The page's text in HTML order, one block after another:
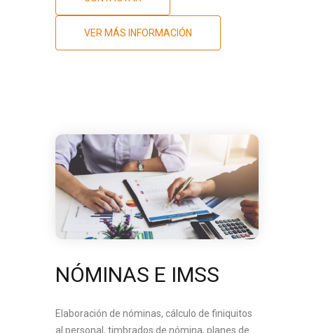
VER MÁS INFORMACIÓN
NÓMINAS E IMSS
Elaboración de nóminas, cálculo de finiquitos
al personal, timbrados de nómina, planes de